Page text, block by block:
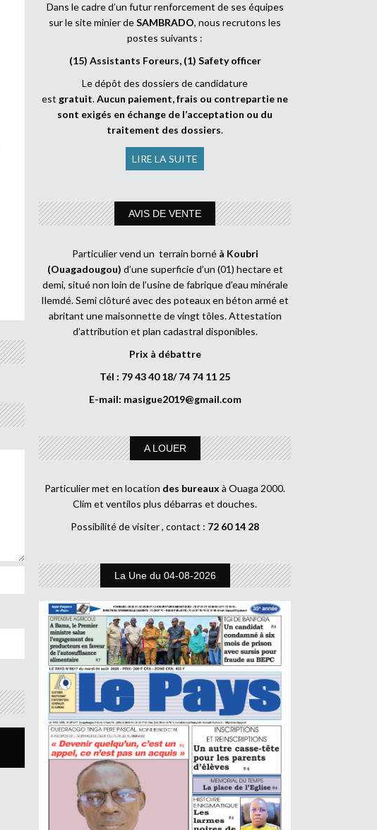
Dans le cadre d’un futur renforcement de ses équipes
sur le site minier deSAMBRADO, nous recrutons les
postes suivants :
(15) Assistants Foreurs, (1) Safety officer
Le dépôt des dossiers de candidature
est gratuit.Aucun paiement, frais ou contrepartie ne
sont exigés en échange de l’acceptation ou du
traitement des dossiers.
LIRE LA SUITE
AVIS DE VENTE
Particulier vend un terrain borné à Koubri
(Ouagadougou) d’une superficie d’un (01) hectare et
demi, situé non loin de l’usine de fabrique d’eau minérale
Ilemdé. Semi clôturé avec des poteaux en béton armé et
abritant une maisonnette de vingt tôles. Attestation
d’attribution et plan cadastral disponibles.
Prix à débattre
Tél : 79 43 40 18/ 74 74 11 25
E-mail: masigue2019@gmail.com
A LOUER
Particulier met en location des bureaux à Ouaga 2000.
Clim et ventilos plus débarras et douches.
Possibilité de visiter , contact : 72 60 14 28
La Une du 04-08-2026